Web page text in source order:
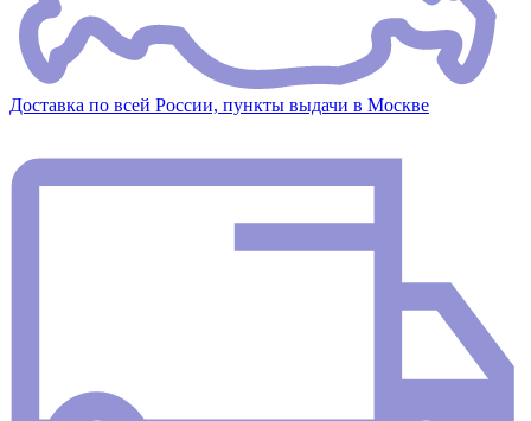
Доставка по всей России, пункты выдачи в Москве